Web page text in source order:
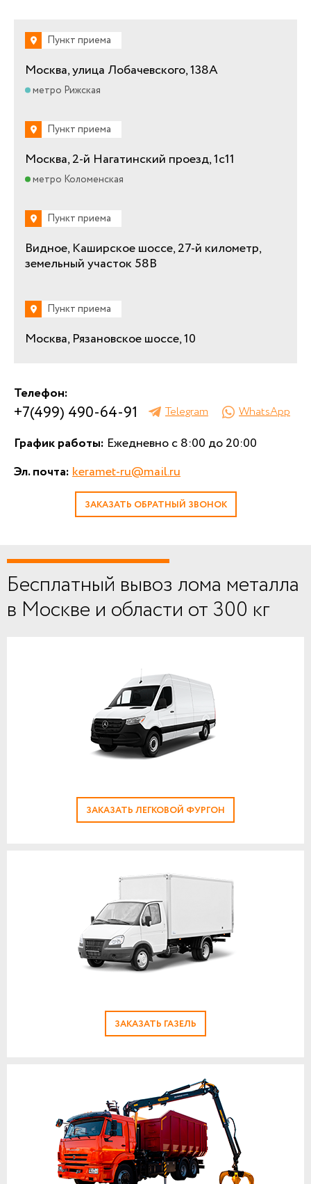
Пункт приема
Москва, улица Лобачевского, 138А
метро Рижская
Пункт приема
Москва, 2-й Нагатинский проезд, 1с11
метро Коломенская
Пункт приема
Видное, Каширское шоссе, 27-й километр,
земельный участок 58В
Пункт приема
Москва, Рязановское шоссе, 10
Телефон:
+7(499) 490-64-91 Telegram WhatsApp
График работы: Ежедневно с 8:00 до 20:00
Эл. почта:keramet-ru@mail.ru
ЗАКАЗАТЬ ОБРАТНЫЙ ЗВОНОК
Бесплатный вывоз лома металла
в Москве и области от 300 кг
ЗАКАЗАТЬ ЛЕГКОВОЙ ФУРГОН
ЗАКАЗАТЬ ГАЗЕЛЬ